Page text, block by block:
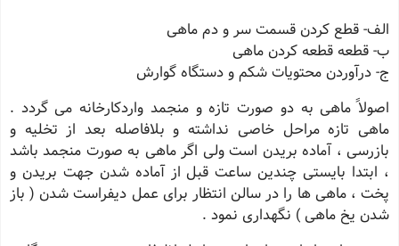
الف- قطع کردن قسمت سر و دم ماهى
ب- قطعه قطعه کردن ماهى
ج- درآوردن محتویات شکم و دستگاه گوارش
اصولاً ماهى به دو صورت تازه و منجمد واردکارخانه مى گردد .
ماهى تازه مراحل خاصى نداشته و بلافاصله بعد از تخلیه و
بازرسى ، آماده بریدن است ولى اگر ماهى به صورت منجمد باشد
، ابتدا بایستى چندین ساعت قبل از آماده شدن جهت بریدن و
پخت ، ماهى ها را در سالن انتظار براى عمل دیفراست شدن ( باز
شدن یخ ماهى ) نگهدارى نمود .